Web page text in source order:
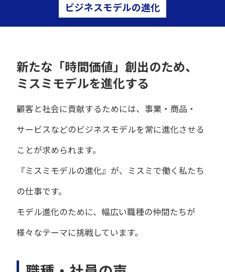
ビジネスモデルの進化
新たな「時間価値」創出のため、
ミスミモデルを進化する
顧客と社会に貢献するためには、事業・商品・
サービスなどのビジネスモデルを常に進化させる
ことが求められます。
『ミスミモデルの進化』が、ミスミで働く私たち
の仕事です。
モデル進化のために、幅広い職種の仲間たちが
様々なテーマに挑戦しています。